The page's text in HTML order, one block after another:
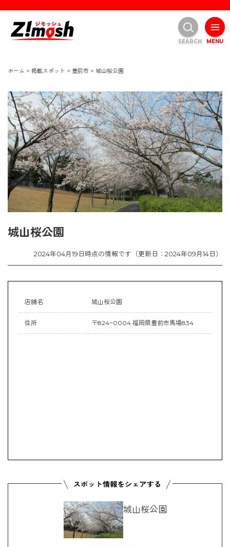
ホーム > 掲載スポット > 豊前市 > 城山桜公園
城山桜公園
2024年04月19日時点の情報です（更新日：2024年09月14日）
店舗名 城山桜公園
住所 〒824−0004 福岡県豊前市馬場834
城山桜公園
MENU
SEARCH